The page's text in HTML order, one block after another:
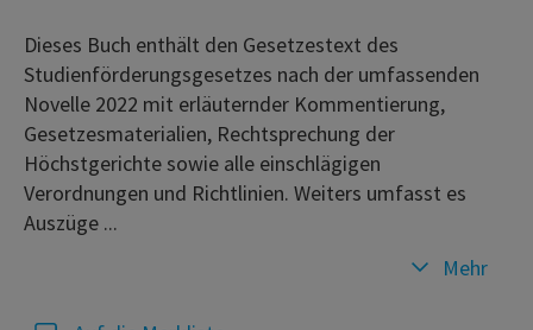
Dieses Buch enthält den Gesetzestext des
Studienförderungsgesetzes nach der umfassenden
Novelle 2022 mit erläuternder Kommentierung,
Gesetzesmaterialien, Rechtsprechung der
Höchstgerichte sowie alle einschlägigen
Verordnungen und Richtlinien. Weiters umfasst es
Auszüge ...
Mehr